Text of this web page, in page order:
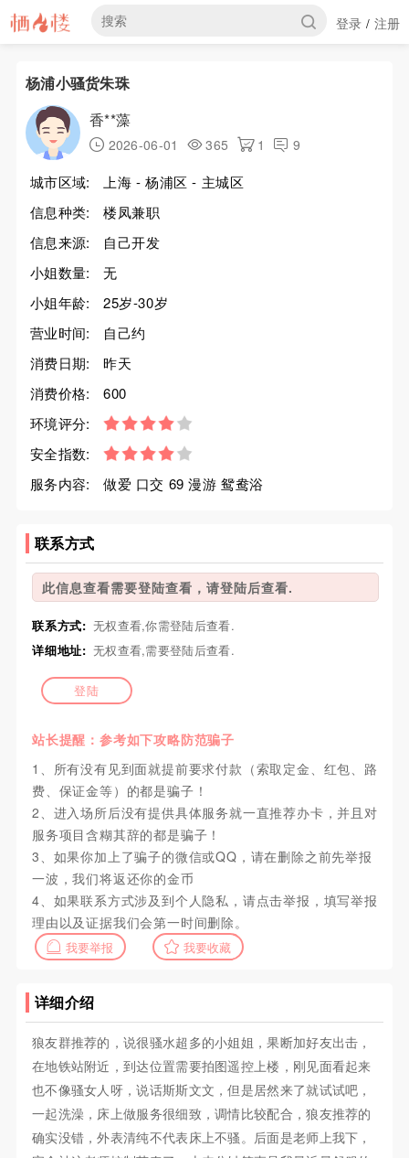
登录 / 注册
杨浦小骚货朱珠
香**藻
2026-06-01 365 1 9
城市区域:
上海 - 杨浦区 - 主城区
信息种类:
楼凤兼职
信息来源:
自己开发
小姐数量:
无
小姐年龄:
25岁-30岁
营业时间:
自己约
消费日期:
昨天
消费价格:
600
环境评分:
安全指数:
服务内容:
做爱 口交 69 漫游 鸳鸯浴
联系方式
此信息查看需要登陆查看，请登陆后查看.
联系方式: 无权查看,你需登陆后查看.
详细地址: 无权查看,需要登陆后查看.
登陆
站长提醒：参考如下攻略防范骗子
1、所有没有见到面就提前要求付款（索取定金、红包、路
费、保证金等）的都是骗子！
2、进入场所后没有提供具体服务就一直推荐办卡，并且对
服务项目含糊其辞的都是骗子！
3、如果你加上了骗子的微信或QQ，请在删除之前先举报
一波，我们将返还你的金币
4、如果联系方式涉及到个人隐私，请点击举报，填写举报
理由以及证据我们会第一时间删除。
我要举报 我要收藏
详细介绍
狼友群推荐的，说很骚水超多的小姐姐，果断加好友出击，
在地铁站附近，到达位置需要拍图遥控上楼，刚见面看起来
也不像骚女人呀，说话斯斯文文，但是居然来了就试试吧，
一起洗澡，床上做服务很细致，调情比较配合，狼友推荐的
确实没错，外表清纯不代表床上不骚。后面是老师上我下，